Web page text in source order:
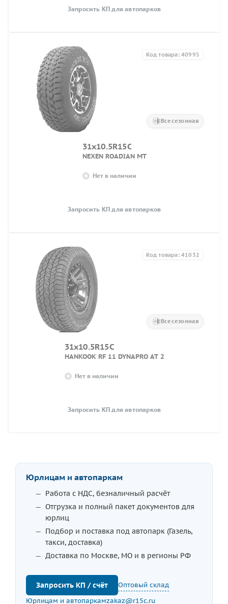
Запросить КП для автопарков
Всесезонная
Код товара: 40995
31x10.5R15C
NEXEN ROADIAN MT
Нет в наличии
Запросить КП для автопарков
Всесезонная
Код товара: 41032
31x10.5R15C
HANKOOK RF 11 DYNAPRO AT 2
Нет в наличии
Запросить КП для автопарков
Юрлицам и автопаркам
Работа с НДС, безналичный расчёт
Отгрузка и полный пакет документов для
юрлиц
Подбор и поставка под автопарк (Газель,
такси, доставка)
Доставка по Москве, МО и в регионы РФ
Запросить КП / счёт
Оптовый склад
Юрлицам и автопаркамzakaz@r15c.ru